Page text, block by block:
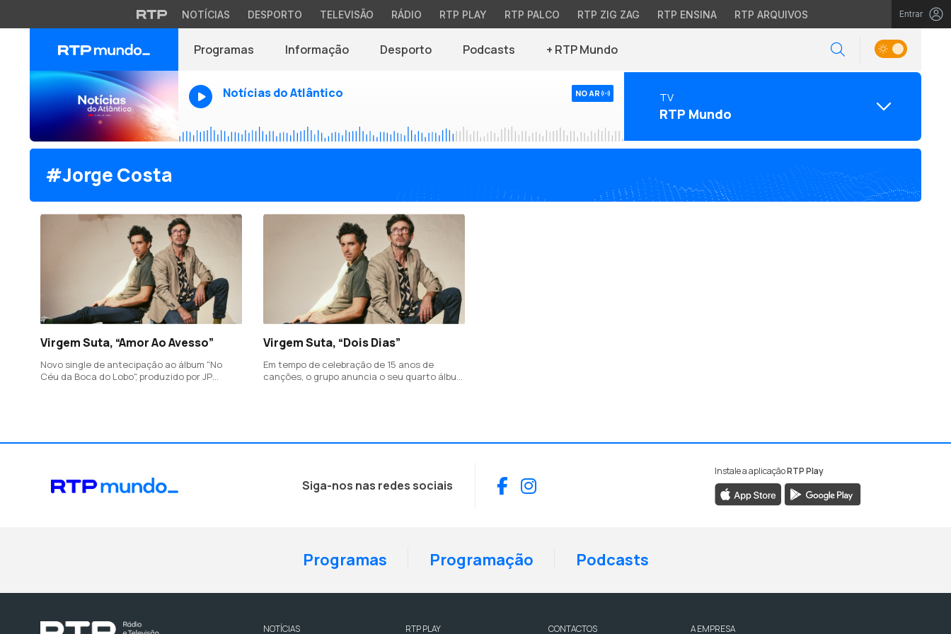
NOTÍCIAS DESPORTO TELEVISÃO RÁDIO RTP PLAY RTP PALCO RTP ZIG ZAG RTP ENSINA RTP ARQUIVOS Entrar
Programas Informação Desporto Podcasts + RTP Mundo
Notícias do Atlântico NO AR TV
RTP Mundo
#Jorge Costa
Virgem Suta, “Amor Ao Avesso”
Novo single de antecipação ao álbum "No
Céu da Boca do Lobo", produzido por JP
Virgem Suta, “Dois Dias”
Em tempo de celebração de 15 anos de
canções, o grupo anuncia o seu quarto álbum
Siga-nos nas redes sociais Facebook
Instagram
Instale a aplicaçãoRTP Play
Programas Programação Podcasts
NOTÍCIAS RTP PLAY CONTACTOS A EMPRESA